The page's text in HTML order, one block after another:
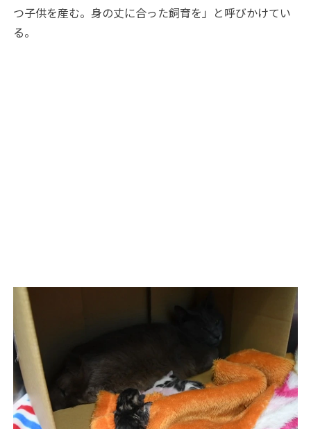
つ子供を産む。身の丈に合った飼育を」と呼びかけてい
る。